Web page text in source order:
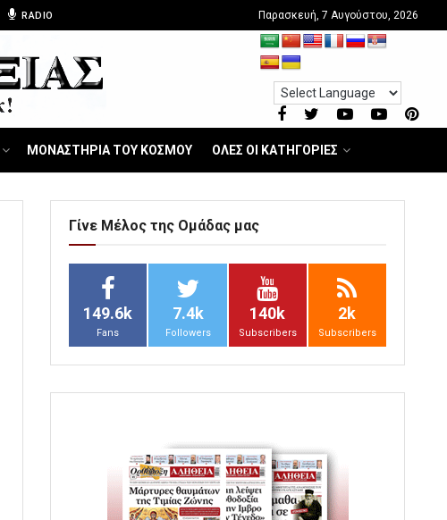
RADIO Παρασκευή, 7 Αυγούστου, 2026
ΜΟΝΑΣΤΗΡΙΑ ΤΟΥ ΚΟΣΜΟΥ ΟΛΕΣ ΟΙ ΚΑΤΗΓΟΡΙΕΣ
Γίνε Μέλος της Ομάδας μας
149.6k
Fans
7.4k
Followers
140k
Subscribers
2k
Subscribers